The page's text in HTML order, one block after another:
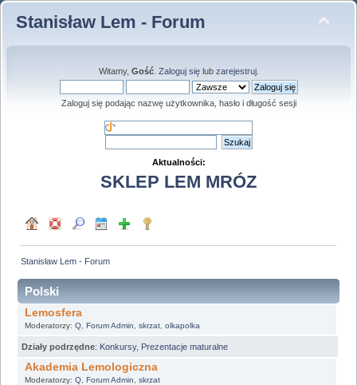
Stanisław Lem - Forum
Witamy, Gość. Zaloguj sięlub zarejestruj.
Zaloguj się podając nazwę użytkownika, hasło i długość sesji
Aktualności:
SKLEP LEM MRÓZ
Stanisław Lem - Forum
Polski
Lemosfera
Moderatorzy: Q, Forum Admin skrzat, olkapolka
Działy podrzędne: Konkursy, Prezentacje maturalne
Akademia Lemologiczna
Moderatorzy: Q, Forum Admin skrzat